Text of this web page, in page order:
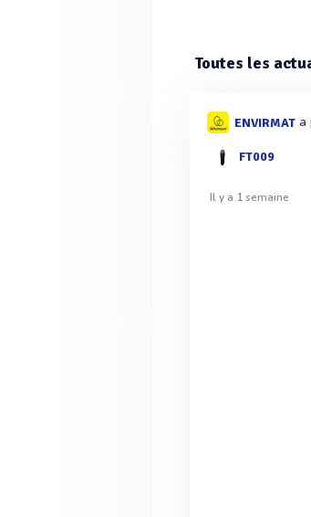
Toutes les
ENVIRMAT a
FT009
Il y a 1 semaine